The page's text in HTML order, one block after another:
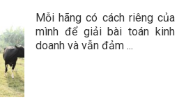
Mỗi hãng có cách riêng của
mình để giải bài toán kinh
doanh và vẫn đảm ...